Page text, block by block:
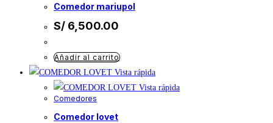
comedor mariupol
S/ 6,500.00
Añadir al carrito
Vista rápida
Vista rápida
Comedores
comedor lovet